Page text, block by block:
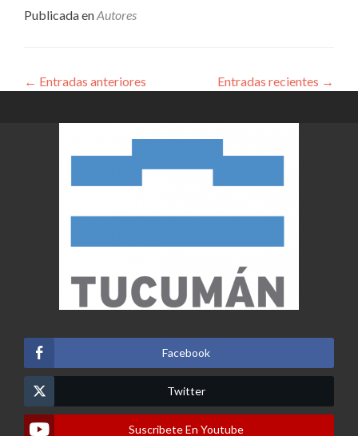
Publicada enAutores
← Entradas anteriores Entradas recientes →
Facebook
Twitter
Suscribete En Youtube